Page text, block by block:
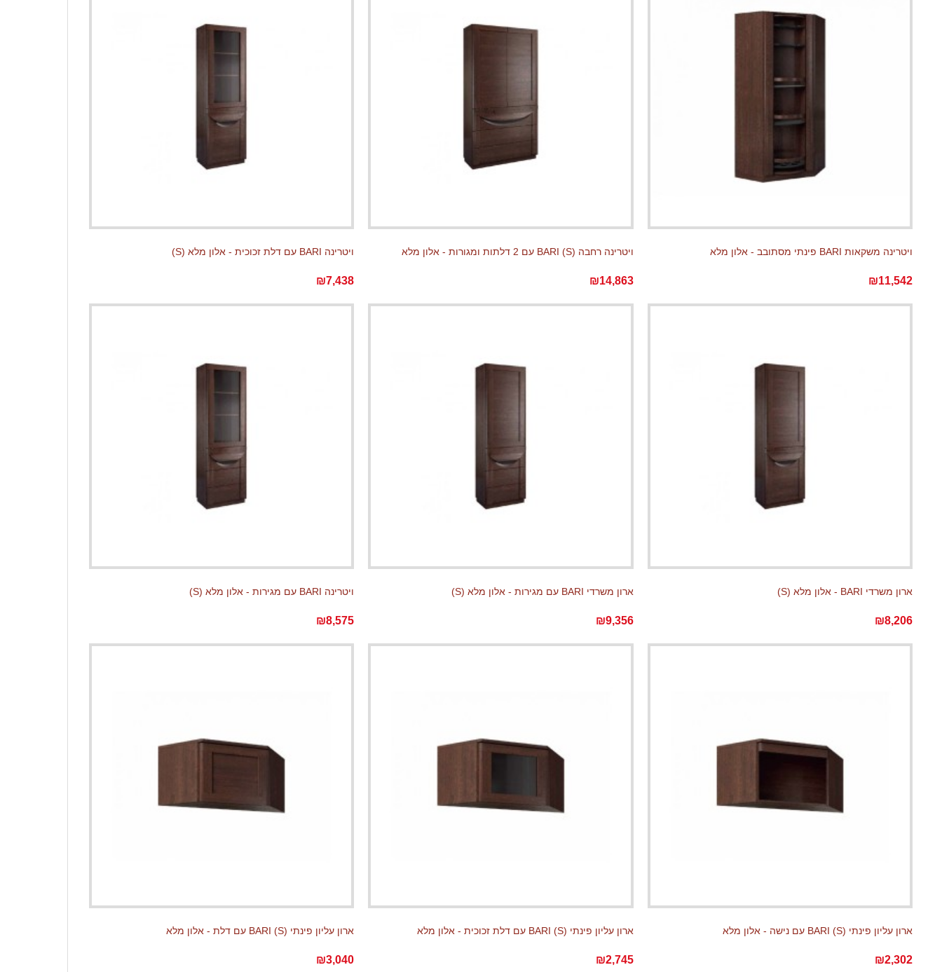
ויטרינה משקאות BARI פינתי מסתובב - אלון מלא
₪11,542
ויטרינה רחבה BARI (S) עם 2 דלתות ומגורות - אלון מלא
₪14,863
ויטרינה BARI עם דלת זכוכית - אלון מלא (S)
₪7,438
ארון משרדי BARI - אלון מלא (S)
₪8,206
ארון משרדי BARI עם מגירות - אלון מלא (S)
₪9,356
ויטרינה BARI עם מגירות - אלון מלא (S)
₪8,575
ארון עליון פינתי BARI (S) עם נישה - אלון מלא
₪2,302
ארון עליון פינתי BARI (S) עם דלת זכוכית - אלון מלא
₪2,745
ארון עליון פינתי BARI (S) עם דלת - אלון מלא
₪3,040